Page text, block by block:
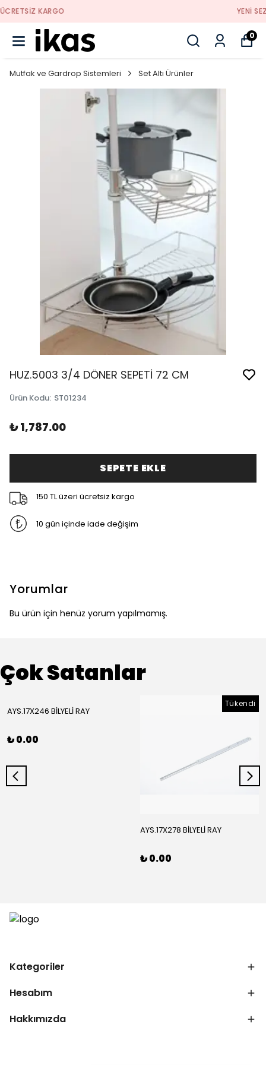
0
Mutfak ve Gardrop Sistemleri Set Altı Ürünler
HUZ.5003 3/4 DÖNER SEPETİ 72 CM
Ürün Kodu: ST01234
₺ 1,787.00
SEPETE EKLE
150 TL üzeri ücretsiz kargo
10 gün içinde iade değişim
Yorumlar
Bu ürün için henüz yorum yapılmamış.
Çok Satanlar
AYS.17X246 BİLYELİ RAY
₺ 0.00
Tükendi
AYS.17X278 BİLYELİ RAY
₺ 0.00
Kategoriler
Hesabım
Hakkımızda